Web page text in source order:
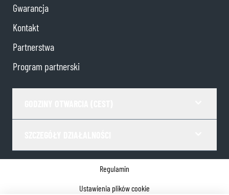
Gwarancja
Kontakt
Partnerstwa
Program partnerski
Regulamin
Ustawienia plików cookie